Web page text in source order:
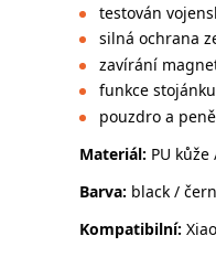
testován
silná ochrana
zavírání
funkce stojánku
pouzdro a
Materiál: PU kůže
Barva: black /
Kompatibilní: